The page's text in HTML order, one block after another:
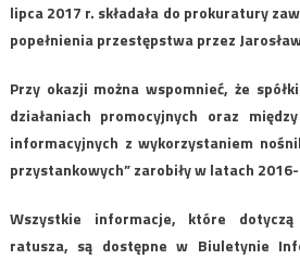
lipca 2017 r. składała do prokuratury
popełnienia przestępstwa przez
Przy okazji można wspomnieć, że
działaniach promocyjnych oraz
informacyjnych z wykorzystaniem
przystankowych” zarobiły w latach
Wszystkie informacje, które dotyczą
ratusza, są dostępne w Biuletynie